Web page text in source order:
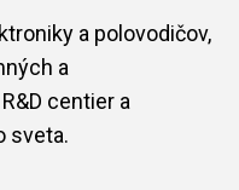
a polovodičov,
a
centier a
sveta.